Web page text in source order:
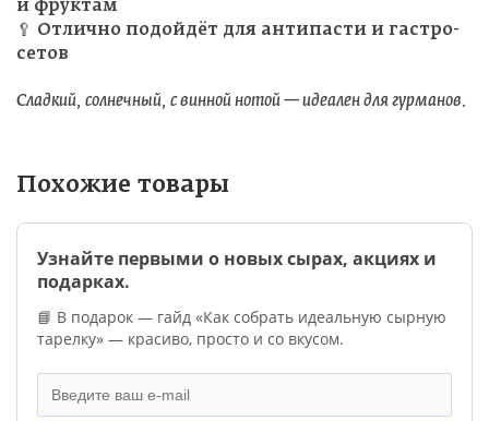
и фруктам
🥄 Отлично подойдёт для антипасти и гастро-
сетов
Сладкий, солнечный, с винной нотой — идеален для гурманов.
Похожие товары
Узнайте первыми о новых сырах, акциях и
подарках.
📘 В подарок — гайд «Как собрать идеальную сырную
тарелку» — красиво, просто и со вкусом.